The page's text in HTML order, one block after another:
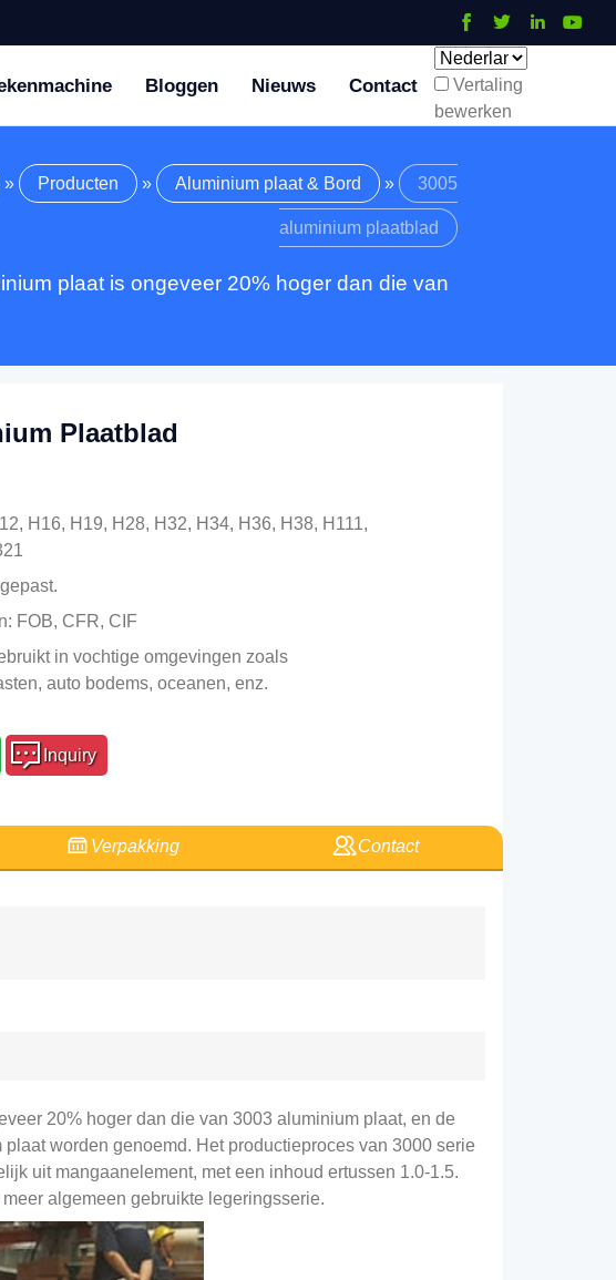
Bloggen Nieuws Contact
Vertaling
bewerken
» Producten » Aluminium plaat & Bord » 3005
aluminium plaatblad
plaat is ongeveer 20% hoger dan die van
Plaatblad
H16, H19, H28, H32, H34, H36, H38, H111,
FOB, CFR, CIF
in vochtige omgevingen zoals
auto bodems, oceanen, enz.
Inquiry
Verpakking Contact
20% hoger dan die van 3003 aluminium plaat, en de
worden genoemd. Het productieproces van 3000 serie
uit mangaanelement, met een inhoud ertussen 1.0-1.5.
algemeen gebruikte legeringsserie.